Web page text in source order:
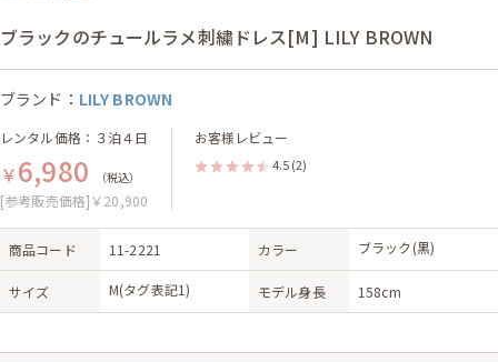
ブラックのチュールラメ刺繍ドレス[M] LILY BROWN
ブランド： LILY BROWN
レンタル価格：３泊４日
￥6,980 （税込）
[参考販売価格]￥20,900
お客様レビュー
4.5 (2)
商品コード 11-2221 カラー ブラック(黒)
サイズ M(タグ表記1) モデル身長 158cm